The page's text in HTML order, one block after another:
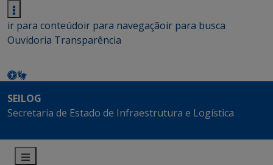
ir para conteúdoir para navegaçãoir para busca
Ouvidoria Transparência
SEILOG
Secretaria de Estado de Infraestrutura e Logística